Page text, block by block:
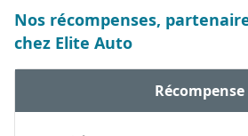
Nos récompenses,
chez Elite Auto
Récompense